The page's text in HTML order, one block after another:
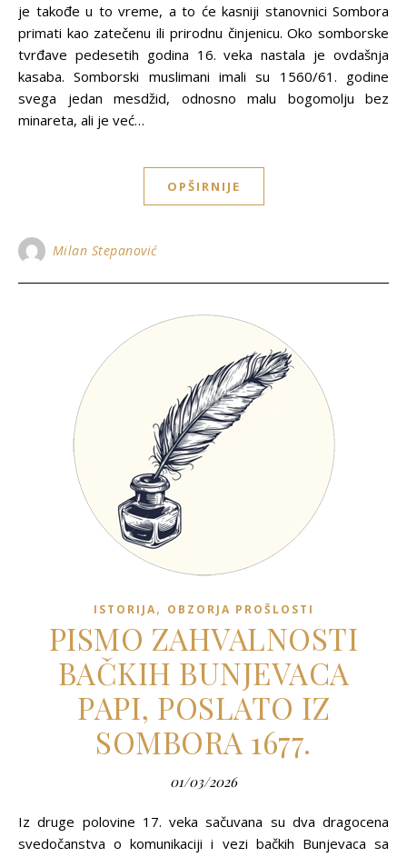
je takođe u to vreme, a to će kasniji stanovnici Sombora
primati kao zatečenu ili prirodnu činjenicu. Oko somborske
tvrđave pedesetih godina 16. veka nastala je ovdašnja
kasaba. Somborski muslimani imali su 1560/61. godine
svega jedan mesdžid, odnosno malu bogomolјu bez
minareta, ali je već…
OPŠIRNIJE
Milan Stepanović
ISTORIJA, OBZORJA PROŠLOSTI
PISMO ZAHVALNOSTI
BAČKIH BUNJEVACA
PAPI, POSLATO IZ
SOMBORA 1677.
01/03/2026
Iz druge polovine 17. veka sačuvana su dva dragocena
svedočanstva o komunikaciji i vezi bačkih Bunjevaca sa